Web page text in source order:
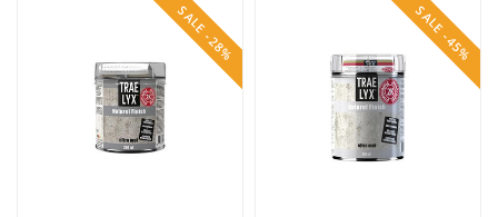
SALE -28% SALE -45%